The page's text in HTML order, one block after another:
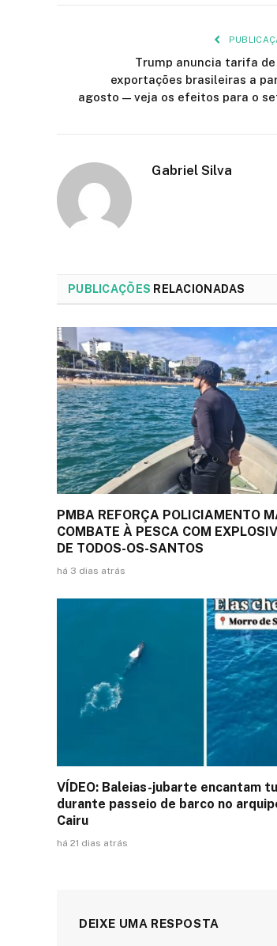
Trump anuncia tarifa de
exportações brasileiras a
agosto — veja os efeitos para o
Gabriel Silva
PUBLICAÇÕES RELACIONADAS
PMBA REFORÇA POLICIAMENTO
COMBATE À PESCA COM
DE TODOS-OS-SANTOS
há 3 dias atrás
VÍDEO: Baleias-jubarte encantam
durante passeio de barco no
Cairu
há 21 dias atrás
DEIXE UMA RESPOSTA